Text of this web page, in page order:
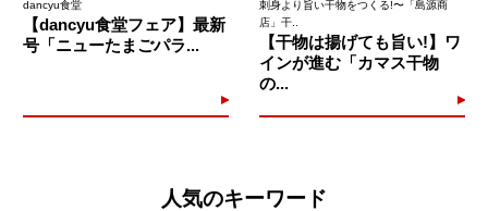
dancyu食堂
【dancyu食堂フェア】最新
号「ニューたまごパラ...
刺身より旨い干物をつくる!〜「島源商
店」干..
【干物は揚げても旨い!】ワ
インが進む「カマス干物
の...
人気のキーワード